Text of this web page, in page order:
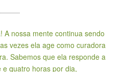
A nossa mente continua sendo
vezes ela age como curadora
Sabemos que ela responde a
e quatro horas por dia,